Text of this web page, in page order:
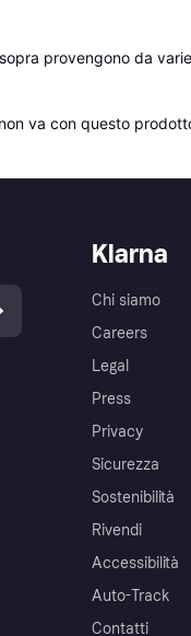
provengono da
va con questo
Klarna
Chi siamo
Careers
Legal
Press
Privacy
Sicurezza
Sostenibilità
Rivendi
Accessibilità
Auto-Track
Contatti